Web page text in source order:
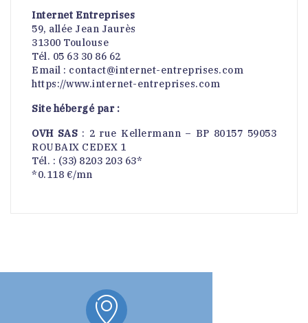
Internet Entreprises
59, allée Jean Jaurès
31300 Toulouse
Tél. 05 63 30 86 62
Email : contact@internet-entreprises.com
https://www.internet-entreprises.com
Site hébergé par :
OVH SAS : 2 rue Kellermann – BP 80157 59053
ROUBAIX CEDEX 1
Tél. : (33) 8203 203 63*
*0.118 €/mn